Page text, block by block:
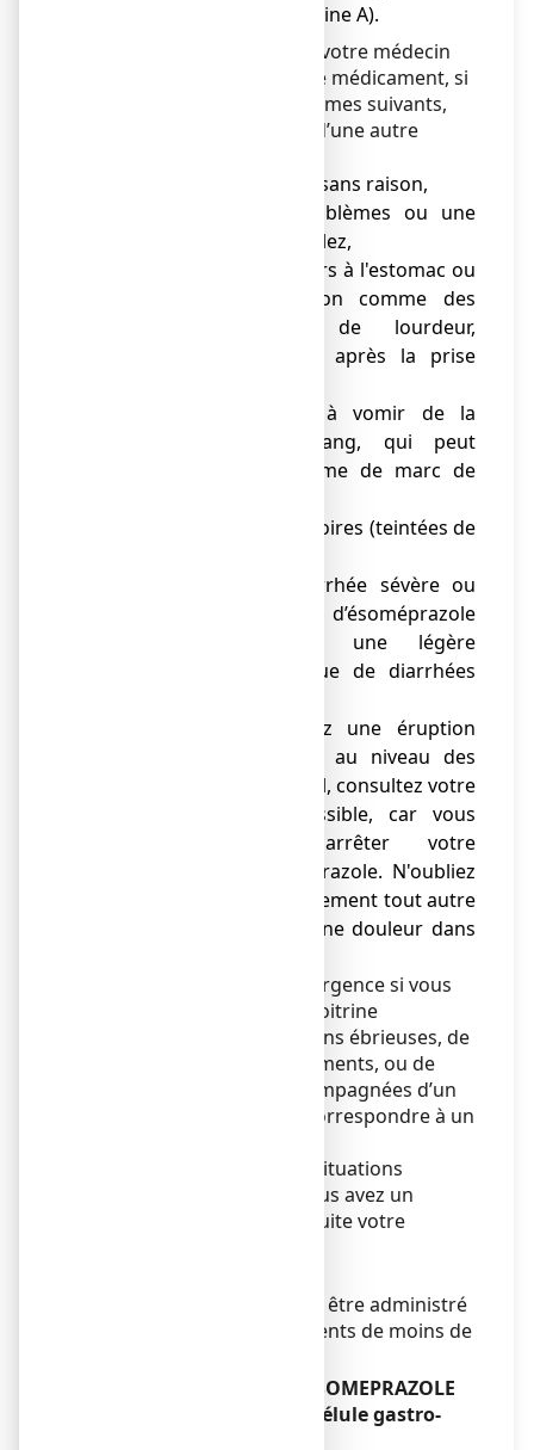
spécifique (Chromogranine A).
Consultez immédiatement votre médecin
avant ou après avoir pris ce médicament, si
vous notez l'un des symptômes suivants,
qui pourrait être un signe d’une autre
● vous perdez du poids sans raison,
● vous avez des problèmes ou une
douleur quand vous avalez,
● vous avez des douleurs à l'estomac ou
des signes d’indigestion comme des
nausées, sensation de lourdeur,
ballonnements surtout après la prise
● vous commencez à vomir de la
nourriture ou du sang, qui peut
apparaître sous la forme de marc de
● vous avez des selles noires (teintées de
● vous avez une diarrhée sévère ou
persistante, car la prise d’ésoméprazole
a été associée à une légère
augmentation du risque de diarrhées
● si vous développez une éruption
cutanée, en particulier au niveau des
zones exposées au soleil, consultez votre
médecin dès que possible, car vous
devrez peut-être arrêter votre
traitement par ésoméprazole. N'oubliez
pas de mentionner également tout autre
effet néfaste, comme une douleur dans
Consultez un médecin en urgence si vous
souffrez de douleurs à la poitrine
accompagnées de sensations ébrieuses, de
transpiration, d’étourdissements, ou de
douleurs aux épaules accompagnées d’un
essoufflement. Ceci peut correspondre à un
Si vous êtes dans une des situations
décrites ci-dessus (ou si vous avez un
doute), consultez tout de suite votre
Ce médicament ne doit pas être administré
aux enfants et aux adolescents de moins de
Autres médicaments et ESOMEPRAZOLE
VIATRIS CONSEIL 20 mg, gélule gastro-